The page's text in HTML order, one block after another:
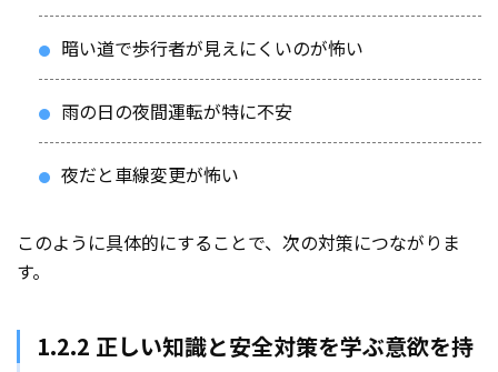
暗い道で歩行者が見えにくいのが怖い
雨の日の夜間運転が特に不安
夜だと車線変更が怖い
このように具体的にすることで、次の対策につながりま
す。
1.2.2 正しい知識と安全対策を学ぶ意欲を持